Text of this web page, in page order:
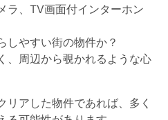
ラ、TV画面付インターホン
しやすい街の物件か？
、周辺から覗かれるような心
リアした物件であれば、多く